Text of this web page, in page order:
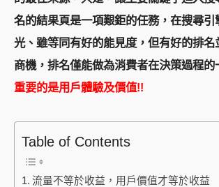
名的結果頁是一項艱鉅的任務，在搜尋引
光、雖等同有好的能見度，但有好的排名
商機，排名僅能做為消費者在決策過程的
重要的是用戶體驗及價值!!
Table of Contents
流量不等於收益，用戶價值才等於收益